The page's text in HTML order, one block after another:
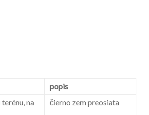
popis
na
čierno zem preosiata